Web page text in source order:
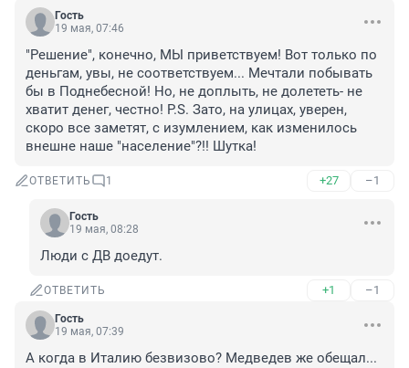
Гость
19 мая, 07:46
"Решение", конечно, МЫ приветствуем! Вот только по
деньгам, увы, не соответствуем... Мечтали побывать
бы в Поднебесной! Но, не доплыть, не долететь- не
хватит денег, честно! P.S. Зато, на улицах, уверен,
скоро все заметят, с изумлением, как изменилось
внешне наше "население"?!! Шутка!
ОТВЕТИТЬ 1 +27 –1
Гость
19 мая, 08:28
Люди с ДВ доедут.
ОТВЕТИТЬ +1 –1
Гость
19 мая, 07:39
А когда в Италию безвизово? Медведев же обещал...